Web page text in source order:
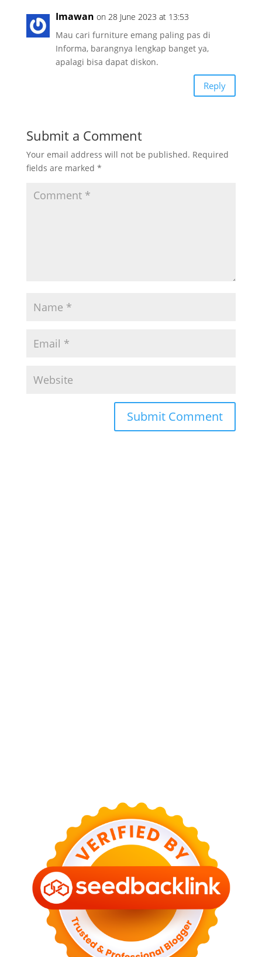
Imawan on 28 June 2023 at 13:53
Mau cari furniture emang paling pas di
Informa, barangnya lengkap banget ya,
apalagi bisa dapat diskon.
Reply
Submit a Comment
Your email address will not be published. Required
fields are marked *